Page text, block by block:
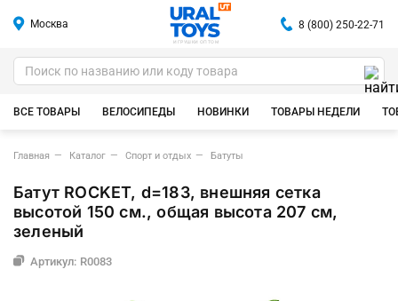
Москва
ИГРУШКИ ОПТОМ
8 (800) 250-22-71
ВСЕ ТОВАРЫ ВЕЛОСИПЕДЫ НОВИНКИ ТОВАРЫ НЕДЕЛИ
Главная Каталог Спорт и отдых Батуты
Батут ROCKET, d=183, внешняя сетка
высотой 150 см., общая высота 207 см,
зеленый
Артикул: R0083